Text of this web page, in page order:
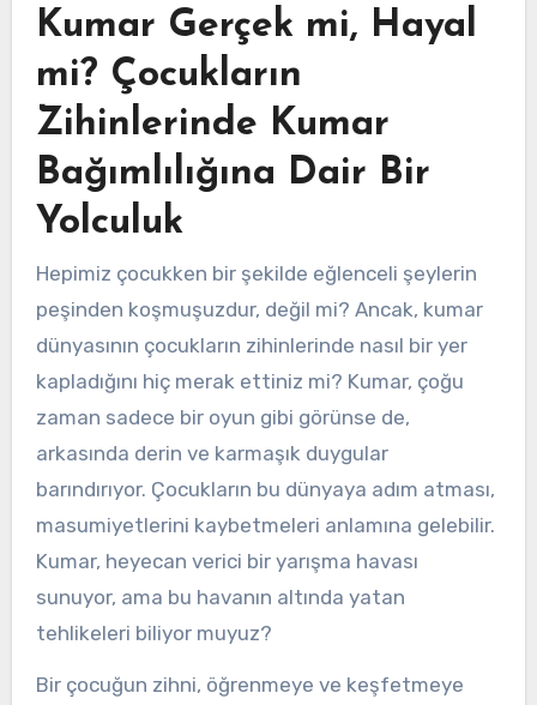
Kumar Gerçek mi, Hayal
mi? Çocukların
Zihinlerinde Kumar
Bağımlılığına Dair Bir
Yolculuk
Hepimiz çocukken bir şekilde eğlenceli şeylerin
peşinden koşmuşuzdur, değil mi? Ancak, kumar
dünyasının çocukların zihinlerinde nasıl bir yer
kapladığını hiç merak ettiniz mi? Kumar, çoğu
zaman sadece bir oyun gibi görünse de,
arkasında derin ve karmaşık duygular
barındırıyor. Çocukların bu dünyaya adım atması,
masumiyetlerini kaybetmeleri anlamına gelebilir.
Kumar, heyecan verici bir yarışma havası
sunuyor, ama bu havanın altında yatan
tehlikeleri biliyor muyuz?
Bir çocuğun zihni, öğrenmeye ve keşfetmeye